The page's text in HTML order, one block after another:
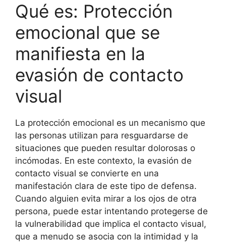
Qué es: Protección
emocional que se
manifiesta en la
evasión de contacto
visual
La protección emocional es un mecanismo que
las personas utilizan para resguardarse de
situaciones que pueden resultar dolorosas o
incómodas. En este contexto, la evasión de
contacto visual se convierte en una
manifestación clara de este tipo de defensa.
Cuando alguien evita mirar a los ojos de otra
persona, puede estar intentando protegerse de
la vulnerabilidad que implica el contacto visual,
que a menudo se asocia con la intimidad y la